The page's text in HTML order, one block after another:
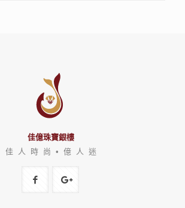
佳億珠寶銀樓
佳 人 時 尚 • 億 人 迷